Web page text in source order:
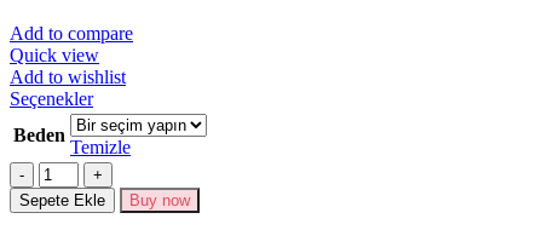
Add to compare
Quick view
Add to wishlist
SeçeneklerBu
ürünün
birden
fazla
varyasyonu
var.
Beden
Temizle
Miktar
Sepete Ekle Buy now